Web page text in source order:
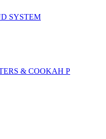
SYSTEM
& COOKAH P